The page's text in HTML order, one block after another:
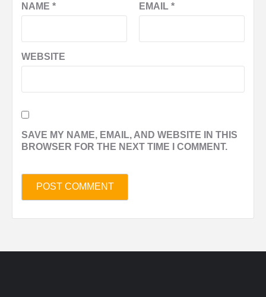
NAME * EMAIL *
WEBSITE
SAVE MY NAME, EMAIL, AND WEBSITE IN THIS
BROWSER FOR THE NEXT TIME I COMMENT.